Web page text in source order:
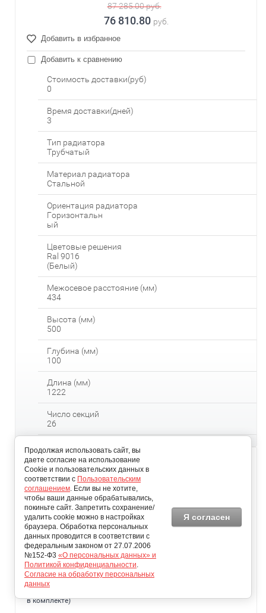
87 285.00руб.
76 810.80 руб.
Добавить в избранное
Добавить к сравнению
Стоимость доставки(руб)
0
Время доставки(дней)
3
Тип радиатора
Трубчатый
Материал радиатора
Стальной
Ориентация радиатора
Горизонтальн
ый
Цветовые решения
Ral 9016
(Белый)
Межосевое расстояние (мм)
434
Высота (мм)
500
Глубина (мм)
100
Длина (мм)
1222
Число секций
26
в комплекте)
Продолжая использовать сайт, вы
даете согласие на использование
Cookie и пользовательских данных в
соответствии с Пользовательским
соглашением. Если вы не хотите,
чтобы ваши данные обрабатывались,
покиньте сайт. Запретить сохранение/
удалить cookie можно в настройках
браузера. Обработка персональных
данных проводится в соответствии с
федеральным законом от 27.07.2006
№152-Ф3 «О персональных данных» и
Политикой конфиденциальности.
Согласие на обработку персональных
данных
Я согласен